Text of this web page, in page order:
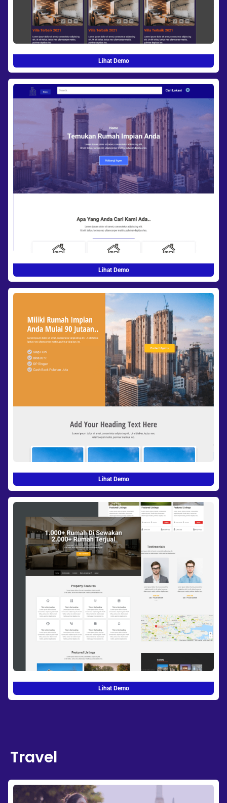
Lihat Demo
Lihat Demo
Lihat Demo
Lihat Demo
Travel